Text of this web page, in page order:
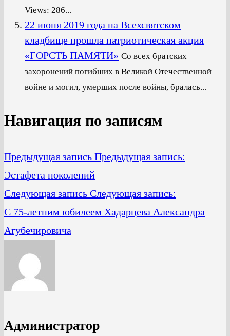
Views: 286...
22 июня 2019 года на Всехсвятском
кладбище прошла патриотическая акция
«ГОРСТЬ ПАМЯТИ» Со всех братских
захоронений погибших в Великой Отечественной
войне и могил, умерших после войны, бралась...
Навигация по записям
Предыдущая запись Предыдущая запись:
Эстафета поколений
Следующая запись Следующая запись:
C 75-летним юбилеем Хадарцева Александра
Агубечировича
Администратор